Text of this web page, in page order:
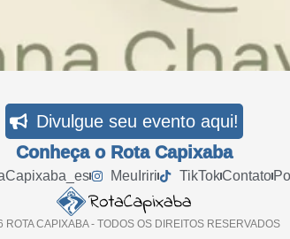
Divulgue seu evento aqui!
Conheça o Rota Capixaba
MeuIriri TikTokContato
ROTA CAPIXABA - TODOS OS DIREITOS RESERVADOS